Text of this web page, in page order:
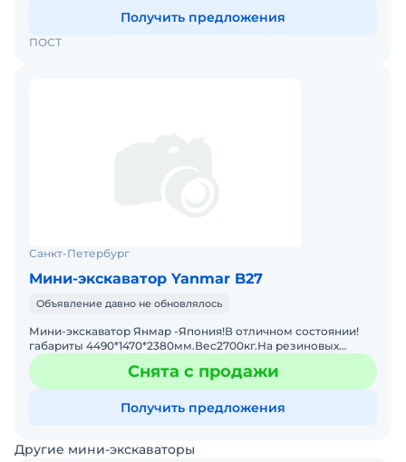
Получить предложения
ПОСТ
Санкт-Петербург
Мини-экскаватор Yanmar B27
Объявление давно не обновлялось
Мини-экскаватор Янмар -Япония!В отличном состоянии!
габариты 4490*1470*2380мм.Вес2700кг.На резиновых
гусеницах.
Снята с продажи
Получить предложения
Другие мини-экскаваторы